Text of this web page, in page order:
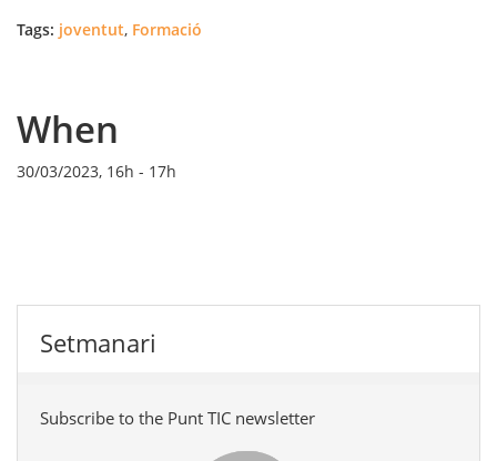
Tags: joventut, Formació
When
30/03/2023, 16h - 17h
Setmanari
Subscribe to the Punt TIC newsletter